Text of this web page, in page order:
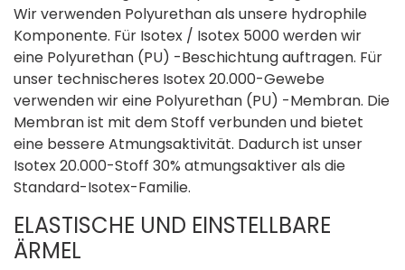
Wir verwenden Polyurethan als unsere hydrophile
Komponente. Für Isotex / Isotex 5000 werden wir
eine Polyurethan (PU) -Beschichtung auftragen. Für
unser technischeres Isotex 20.000-Gewebe
verwenden wir eine Polyurethan (PU) -Membran. Die
Membran ist mit dem Stoff verbunden und bietet
eine bessere Atmungsaktivität. Dadurch ist unser
Isotex 20.000-Stoff 30% atmungsaktiver als die
Standard-Isotex-Familie.
ELASTISCHE UND EINSTELLBARE
ÄRMEL